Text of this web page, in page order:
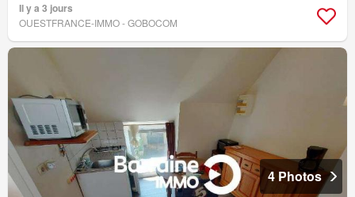
Il y a 3 jours
OUESTFRANCE-IMMO - GOBOCOM
4 Photos